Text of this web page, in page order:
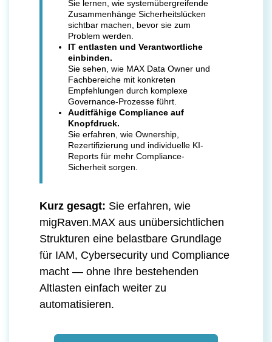
Sie lernen, wie systemübergreifende
Zusammenhänge Sicherheitslücken
sichtbar machen, bevor sie zum
Problem werden.
IT entlasten und Verantwortliche
einbinden.
Sie sehen, wie MAX Data Owner und
Fachbereiche mit konkreten
Empfehlungen durch komplexe
Governance-Prozesse führt.
Auditfähige Compliance auf
Knopfdruck.
Sie erfahren, wie Ownership,
Rezertifizierung und individuelle KI-
Reports für mehr Compliance-
Sicherheit sorgen.
Kurz gesagt: Sie erfahren, wie
migRaven.MAX aus unübersichtlichen
Strukturen eine belastbare Grundlage
für IAM, Cybersecurity und Compliance
macht — ohne Ihre bestehenden
Altlasten einfach weiter zu
automatisieren.